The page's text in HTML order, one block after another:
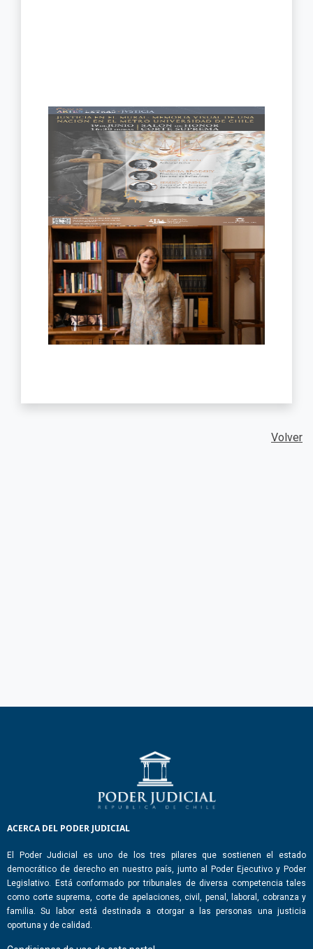
Volver
ACERCA DEL PODER JUDICIAL
El Poder Judicial es uno de los tres pilares que sostienen el estado
democrático de derecho en nuestro país, junto al Poder Ejecutivo y Poder
Legislativo. Está conformado por tribunales de diversa competencia tales
como corte suprema, corte de apelaciones, civil, penal, laboral, cobranza y
familia. Su labor está destinada a otorgar a las personas una justicia
oportuna y de calidad.